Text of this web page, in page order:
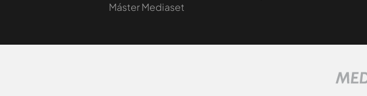
Máster Mediaset